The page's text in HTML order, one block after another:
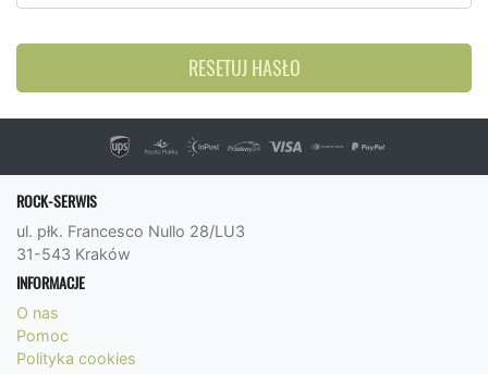
RESETUJ HASŁO
ROCK-SERWIS
ul. płk. Francesco Nullo 28/LU3
31-543 Kraków
INFORMACJE
O nas
Pomoc
Polityka cookies